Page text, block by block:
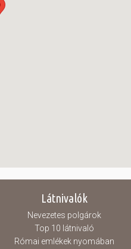
Látnivalók
Nevezetes polgárok
Top 10 látnivaló
Római emlékek nyomában